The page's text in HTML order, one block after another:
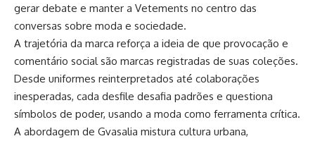
gerar debate e manter a Vetements no centro das
conversas sobre moda e sociedade.
A trajetória da marca reforça a ideia de que provocação e
comentário social são marcas registradas de suas coleções.
Desde uniformes reinterpretados até colaborações
inesperadas, cada desfile desafia padrões e questiona
símbolos de poder, usando a moda como ferramenta crítica.
A abordagem de Gvasalia mistura cultura urbana,